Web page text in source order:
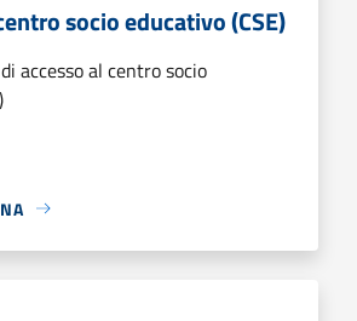
socio educativo (CSE)
accesso al centro socio